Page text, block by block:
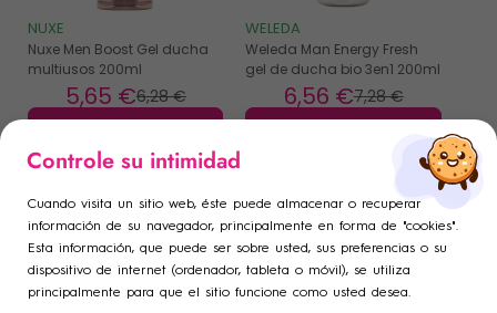
NUXE
Nuxe Men Boost Gel ducha
multiusos 200ml
6,28 €
5,65 €
COMPRAR
WELEDA
Weleda Man Energy Fresh
gel de ducha bio 3en1 200ml
7,28 €
6,56 €
COMPRAR
×
add_circle_outline Crear una nueva lista
((modalTitle)) ×
Crear lista de deseos ×
Nombre de la lista de deseos
Iniciar sesión ×
Debe iniciar sesión para guardar productos en su lista de
deseos.
Controle su intimidad
Cuando visita un sitio web, éste puede almacenar o recuperar
información de su navegador, principalmente en forma de "cookies".
Esta información, que puede ser sobre usted, sus preferencias o su
dispositivo de internet (ordenador, tableta o móvil), se utiliza
principalmente para que el sitio funcione como usted desea.